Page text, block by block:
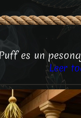
es un
Leer